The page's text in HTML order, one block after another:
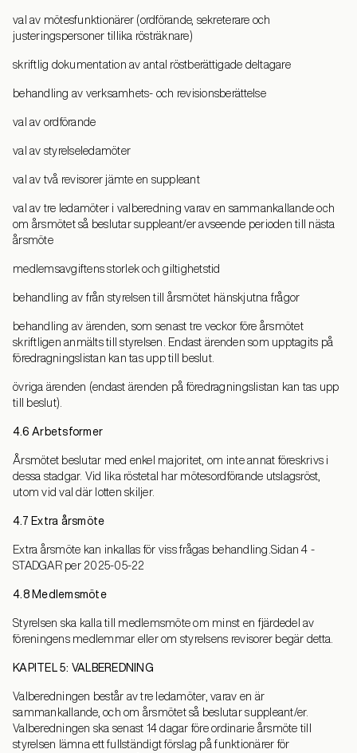
val av mötesfunktionärer (ordförande, sekreterare och
justeringspersoner tillika rösträknare)
skriftlig dokumentation av antal röstberättigade deltagare
behandling av verksamhets- och revisionsberättelse
val av ordförande
val av styrelseledamöter
val av två revisorer jämte en suppleant
val av tre ledamöter i valberedning varav en sammankallande och
om årsmötet så beslutar suppleant/er avseende perioden till nästa
årsmöte
medlemsavgiftens storlek och giltighetstid
behandling av från styrelsen till årsmötet hänskjutna frågor
behandling av ärenden, som senast tre veckor före årsmötet
skriftligen anmälts till styrelsen. Endast ärenden som upptagits på
föredragningslistan kan tas upp till beslut.
övriga ärenden (endast ärenden på föredragningslistan kan tas upp
till beslut).
4.6 Arbetsformer
Årsmötet beslutar med enkel majoritet, om inte annat föreskrivs i
dessa stadgar. Vid lika röstetal har mötesordförande utslagsröst,
utom vid val där lotten skiljer.
4.7 Extra årsmöte
Extra årsmöte kan inkallas för viss frågas behandling.Sidan 4 -
STADGAR per 2025-05-22
4.8 Medlemsmöte
Styrelsen ska kalla till medlemsmöte om minst en fjärdedel av
föreningens medlemmar eller om styrelsens revisorer begär detta.
KAPITEL 5: VALBEREDNING
Valberedningen består av tre ledamöter, varav en är
sammankallande, och om årsmötet så beslutar suppleant/er.
Valberedningen ska senast 14 dagar före ordinarie årsmöte till
styrelsen lämna ett fullständigt förslag på funktionärer för